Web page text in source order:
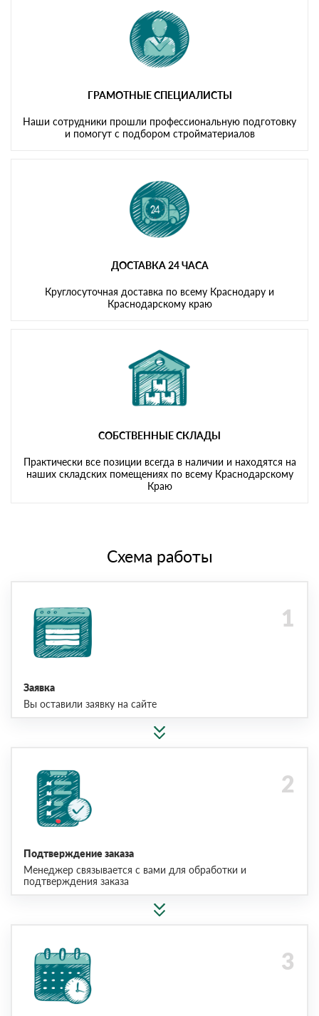
ГРАМОТНЫЕ СПЕЦИАЛИСТЫ
Наши сотрудники прошли профессиональную подготовку
и помогут с подбором стройматериалов
ДОСТАВКА 24 ЧАСА
Круглосуточная доставка по всему Краснодару и
Краснодарскому краю
СОБСТВЕННЫЕ СКЛАДЫ
Практически все позиции всегда в наличии и находятся на
наших складских помещениях по всему Краснодарскому
Краю
Схема работы
Заявка
Вы оставили заявку на сайте
Подтверждение заказа
Менеджер связывается с вами для обработки и
подтверждения заказа